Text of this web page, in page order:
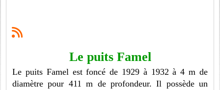
Le puits Famel
Le puits Famel est foncé de 1929 à 1932 à 4 m de
diamètre pour 411 m de profondeur. Il possède un